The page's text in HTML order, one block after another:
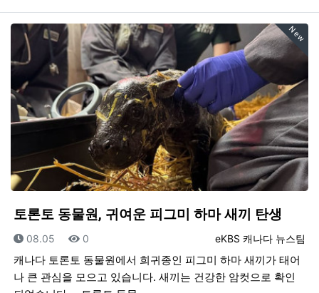
New
토론토 동물원, 귀여운 피그미 하마 새끼 탄생
등록자
eKBS 캐나다 뉴스팀
등록일
08.05 조회
0
캐나다 토론토 동물원에서 희귀종인 피그미 하마 새끼가 태어
나 큰 관심을 모으고 있습니다. 새끼는 건강한 암컷으로 확인